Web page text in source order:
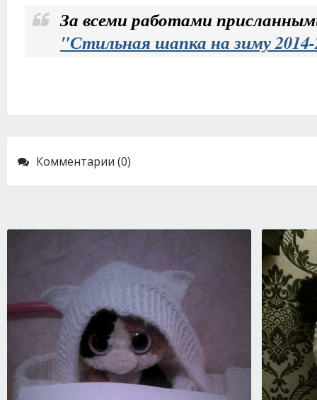
За всеми работами
"Стильная шапка на зиму
Комментарии (0)